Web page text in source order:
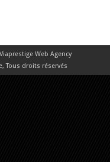
Viaprestige Web Agency
Tous droits réservés